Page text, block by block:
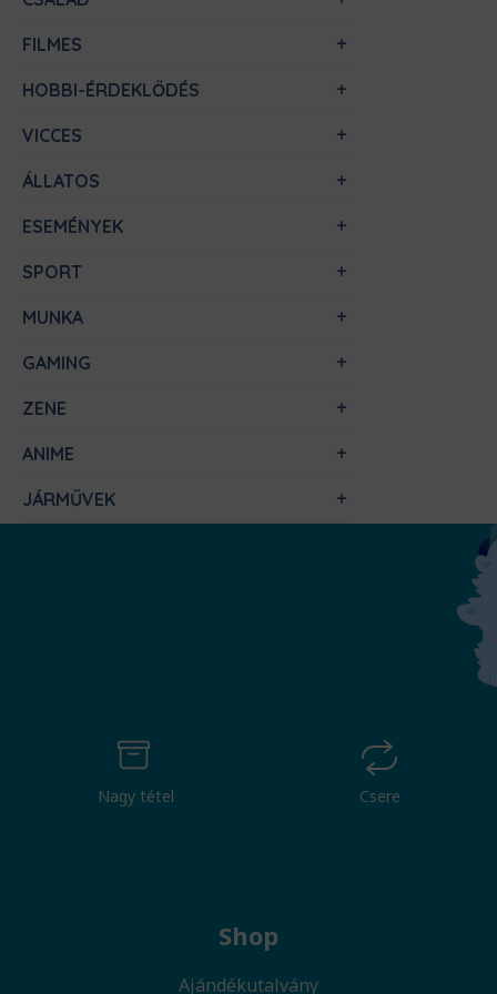
FILMES
HOBBI-ÉRDEKLŐDÉS
VICCES
ÁLLATOS
ESEMÉNYEK
SPORT
MUNKA
GAMING
ZENE
ANIME
JÁRMŰVEK
Nagy tétel Csere
Shop
Ajándékutalvány